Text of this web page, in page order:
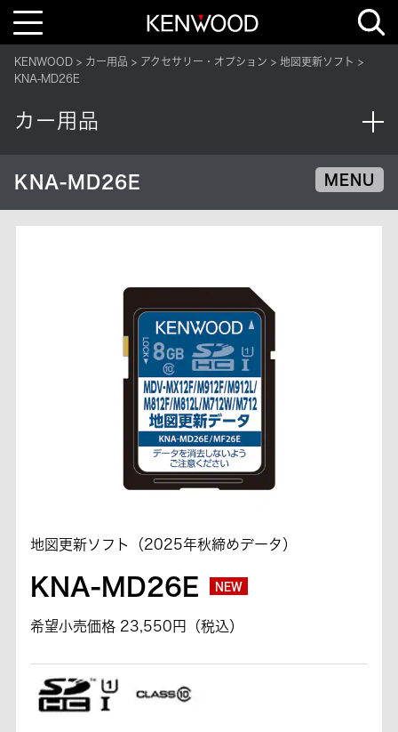
T
l
e
v
i
i
o
KENWOOD カー用品 アクセサリー・オプション
地図更新ソフト
KNA-MD26E
カー用品
KNA-MD26E MENU
地図更新ソフト（2025年秋締めデータ）
KNA-MD26E NEW
希望小売価格 23,550円（税込）